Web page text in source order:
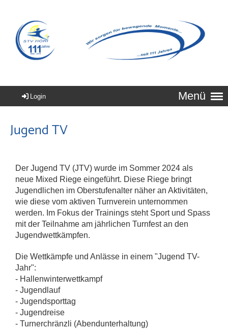
Menü
Login
Jugend TV
Der Jugend TV (JTV) wurde im Sommer 2024 als
neue Mixed Riege eingeführt. Diese Riege bringt
Jugendlichen im Oberstufenalter näher an Aktivitäten,
wie diese vom aktiven Turnverein unternommen
werden. Im Fokus der Trainings steht Sport und Spass
mit der Teilnahme am jährlichen Turnfest an den
Jugendwettkämpfen.
Die Wettkämpfe und Anlässe in einem "Jugend TV-
Jahr":
- Hallenwinterwettkampf
- Jugendlauf
- Jugendsporttag
- Jugendreise
- Turnerchränzli (Abendunterhaltung)